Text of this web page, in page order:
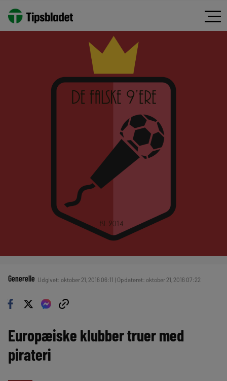
Generelle Udgivet: oktober 21, 2016 06:11 | Opdateret: oktober 21, 2016 07:22
Europæiske klubber truer med
pirateri